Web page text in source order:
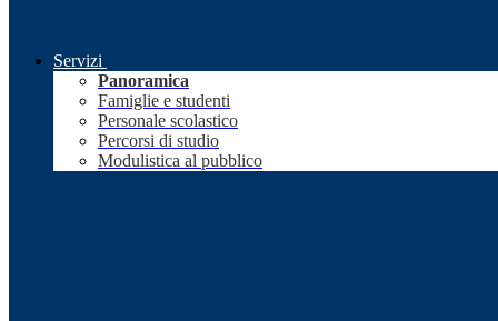
Servizi
Panoramica
Famiglie e studenti
Personale scolastico
Percorsi di studio
Modulistica al pubblico